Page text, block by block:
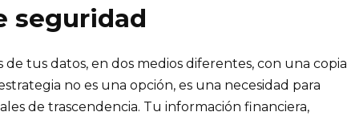
seguridad
de tus datos, en dos medios diferentes, con una copia
no es una opción, es una necesidad para
de trascendencia. Tu información financiera,